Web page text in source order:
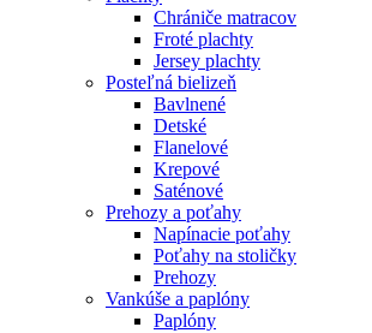
Chrániče matracov
Froté plachty
Jersey plachty
Posteľná bielizeň
Bavlnené
Detské
Flanelové
Krepové
Saténové
Prehozy a poťahy
Napínacie poťahy
Poťahy na stoličky
Prehozy
Vankúše a paplóny
Paplóny